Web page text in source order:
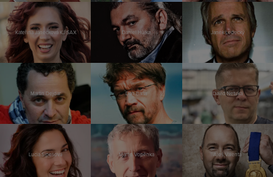
Kateřina Janečková KJ SAX Daniel Hůlka Janek Ledecký
Martin Dejdar Dan Bárta David Netuka
Lucia Siposová Martin Vopěnka Aleš Valenta